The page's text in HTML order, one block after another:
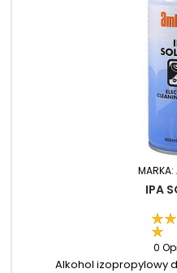
MARKA:
IPA
0
Alkohol izopropylowy